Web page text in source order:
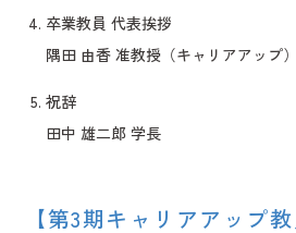
卒業教員 代表挨拶
隅田 由香 准教授（キャリアアップ
祝辞
田中 雄二郎 学長
【第3期キャリアアップ教